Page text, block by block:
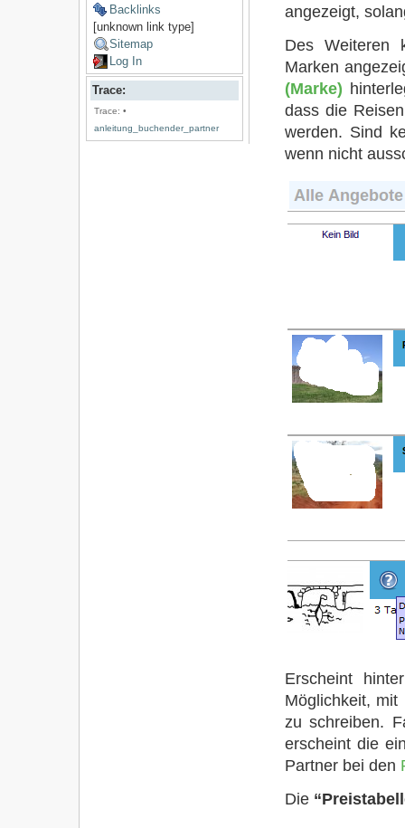
Backlinks
[unknown link type]
Sitemap
Log In
Trace:
Trace: •
anleitung_buchender_partner
angezeigt,
Des Weiteren
Marken
(Marke)
dass die
werden. Sind
wenn nicht
Erscheint
Möglichkeit, mit
zu schreiben.
erscheint die
Partner bei den
Die